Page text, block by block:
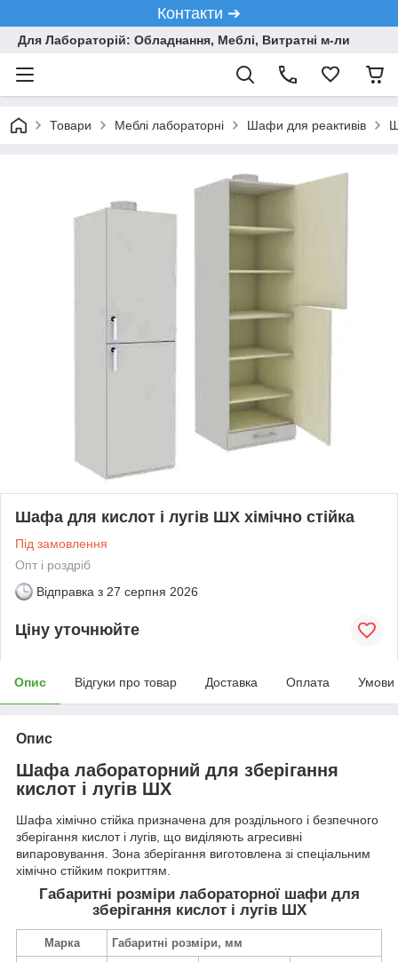
Контакти ➔
Для Лабораторій: Обладнання, Меблі, Витратні м-ли
Товари Меблі лабораторні Шафи для реактивів
Шафа для кислот і лугів ШХ хімічно стійка
Під замовлення
Опт і роздріб
Відправка з 27 серпня 2026
Ціну уточнюйте
Опис Відгуки про товар Доставка Оплата Умови
Опис
Шафа лабораторний для зберігання
кислот і лугів ШХ
Шафа хімічно стійка призначена для роздільного і безпечного
зберігання кислот і лугів, що виділяють агресивні
випаровування. Зона зберігання виготовлена зі спеціальним
хімічно стійким покриттям.
Габаритні розміри лабораторної шафи для
зберігання кислот і лугів ШХ
Марка
Габаритні розміри, мм